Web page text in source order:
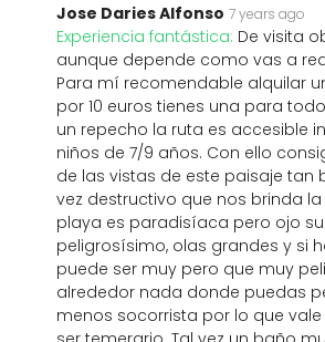
Jose Daries Alfonso 7 years ago
Experiencia fantástica: De visita
aunque depende como vas a
Para mí recomendable alquilar
por 10 euros tienes una para
un repecho la ruta es accesible
niños de 7/9 años. Con ello
de las vistas de este paisaje tan
vez destructivo que nos brinda la
playa es paradisíaca pero ojo
peligrosísimo, olas grandes y si
puede ser muy pero que muy
alrededor nada donde puedas
menos socorrista por lo que